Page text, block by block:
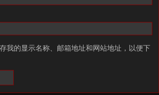
我的显示名称、邮箱地址和网站地址，以便下